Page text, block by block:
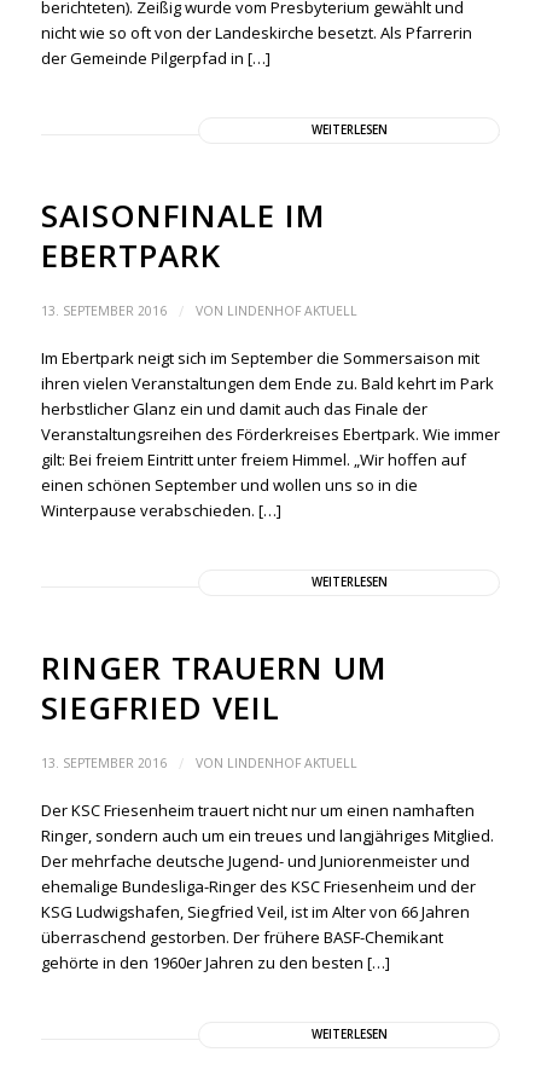
berichteten). Zeißig wurde vom Presbyterium gewählt und
nicht wie so oft von der Landeskirche besetzt. Als Pfarrerin
der Gemeinde Pilgerpfad in […]
WEITERLESEN
SAISONFINALE IM
EBERTPARK
13. SEPTEMBER 2016 / VON LINDENHOF AKTUELL
Im Ebertpark neigt sich im September die Sommersaison mit
ihren vielen Veranstaltungen dem Ende zu. Bald kehrt im Park
herbstlicher Glanz ein und damit auch das Finale der
Veranstaltungsreihen des Förderkreises Ebertpark. Wie immer
gilt: Bei freiem Eintritt unter freiem Himmel. „Wir hoffen auf
einen schönen September und wollen uns so in die
Winterpause verabschieden. […]
WEITERLESEN
RINGER TRAUERN UM
SIEGFRIED VEIL
13. SEPTEMBER 2016 / VON LINDENHOF AKTUELL
Der KSC Friesenheim trauert nicht nur um einen namhaften
Ringer, sondern auch um ein treues und langjähriges Mitglied.
Der mehrfache deutsche Jugend- und Juniorenmeister und
ehemalige Bundesliga-Ringer des KSC Friesenheim und der
KSG Ludwigshafen, Siegfried Veil, ist im Alter von 66 Jahren
überraschend gestorben. Der frühere BASF-Chemikant
gehörte in den 1960er Jahren zu den besten […]
WEITERLESEN